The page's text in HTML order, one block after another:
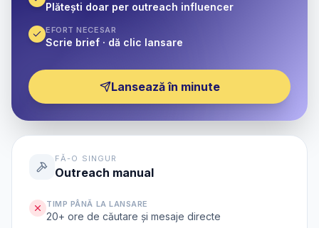
Plătești doar per outreach influencer
EFORT NECESAR
Scrie brief · dă clic lansare
Lansează în minute
FĂ-O SINGUR
Outreach manual
TIMP PÂNĂ LA LANSARE
20+ ore de căutare și mesaje directe